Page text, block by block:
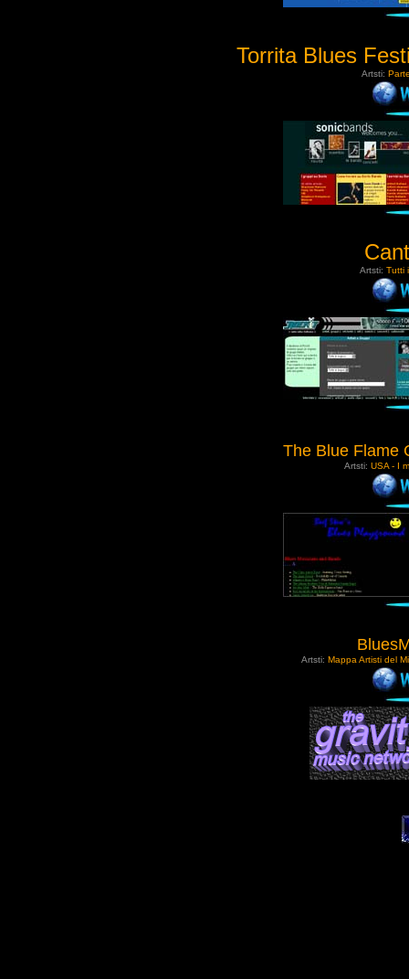
Torrita Blues
Artsti:
Artsti: Tutti
The Blue Flame
Artsti: USA - I
Artsti: Mappa Artisti del